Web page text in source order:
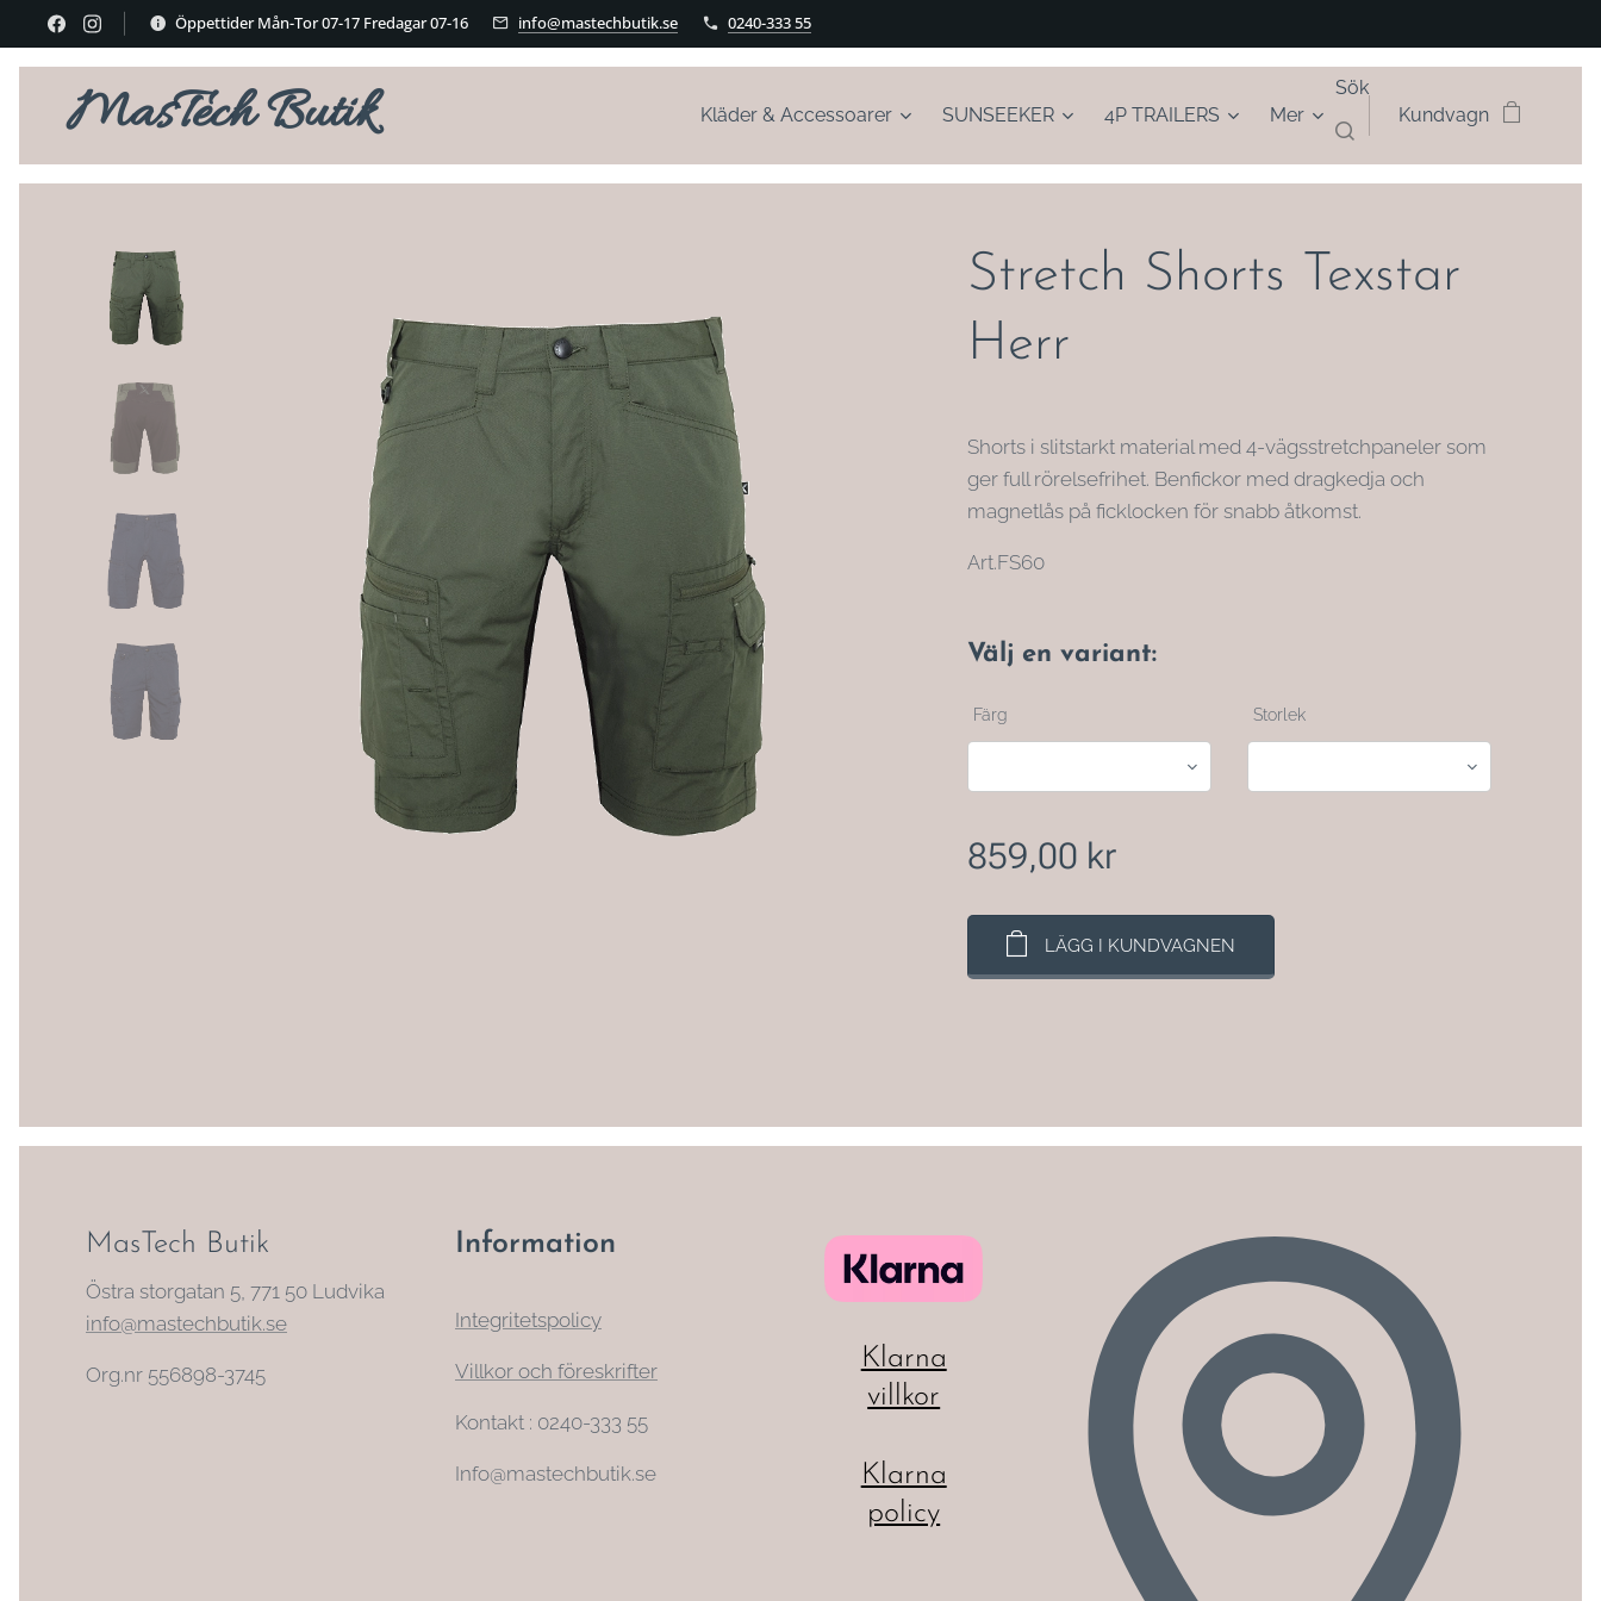
Öppettider Mån-Tor 07-17 Fredagar 07-16 info@mastechbutik.se 0240-333 55
MasTech Butik Kläder & Accessoarer SUNSEEKER 4P TRAILERS Mer
Sök
Kundvagn
Stretch Shorts Texstar
Herr
Shorts i slitstarkt material med 4-vägsstretchpaneler som
ger full rörelsefrihet. Benfickor med dragkedja och
magnetlås på ficklocken för snabb åtkomst.
Art.FS60
Välj en variant:
Färg Storlek
859,00 kr
LÄGG I KUNDVAGNEN
MasTech Butik
Östra storgatan 5, 771 50 Ludvika
info@mastechbutik.se
Org.nr 556898-3745
Information
Integritetspolicy
Villkor och föreskrifter
Kontakt : 0240-333 55
Info@mastechbutik.se
Klarna
villkor
Klarna
policy